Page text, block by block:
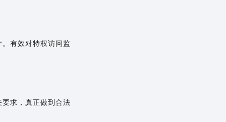
有效对特权访问监
求，真正做到合法